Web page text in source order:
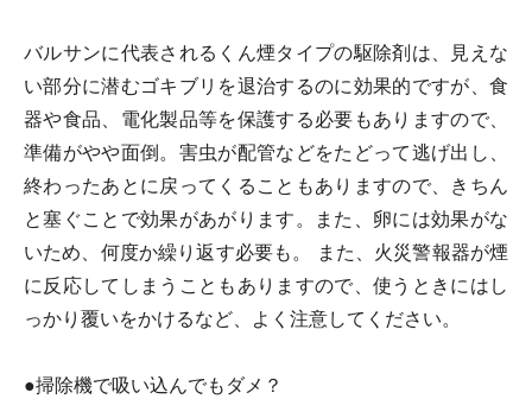
バルサンに代表されるくん煙タイプの駆除剤は、見えな
い部分に潜むゴキブリを退治するのに効果的ですが、食
器や食品、電化製品等を保護する必要もありますので、
準備がやや面倒。害虫が配管などをたどって逃げ出し、
終わったあとに戻ってくることもありますので、きちん
と塞ぐことで効果があがります。また、卵には効果がな
いため、何度か繰り返す必要も。 また、火災警報器が煙
に反応してしまうこともありますので、使うときにはし
っかり覆いをかけるなど、よく注意してください。
●掃除機で吸い込んでもダメ？